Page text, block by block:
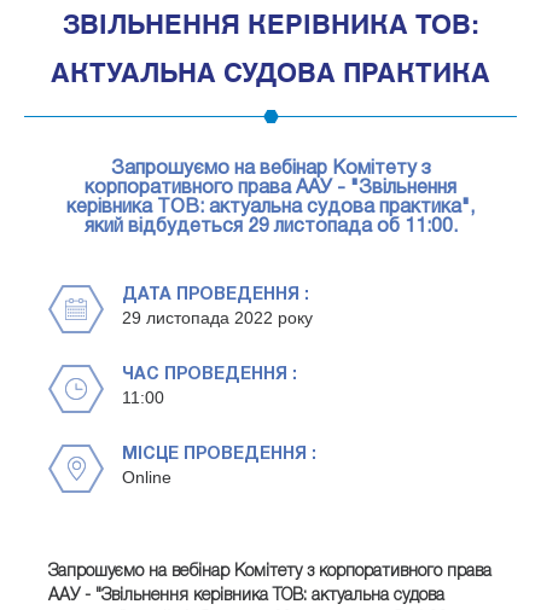
ЗВІЛЬНЕННЯ КЕРІВНИКА ТОВ:
АКТУАЛЬНА СУДОВА ПРАКТИКА
Запрошуємо на вебінар Комітету з
корпоративного права ААУ - "Звільнення
керівника ТОВ: актуальна судова практика",
який відбудеться 29 листопада об 11:00.
ДАТА ПРОВЕДЕННЯ :
29 листопада 2022 року
ЧАС ПРОВЕДЕННЯ :
11:00
МІСЦЕ ПРОВЕДЕННЯ :
Online
Запрошуємо на вебінар Комітету з корпоративного права
ААУ - "Звільнення керівника ТОВ: актуальна судова